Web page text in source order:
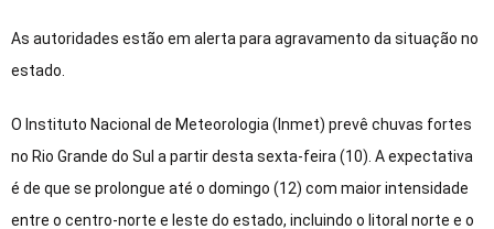
As autoridades estão em alerta para agravamento da situação no
estado.
O Instituto Nacional de Meteorologia (Inmet) prevê chuvas fortes
no Rio Grande do Sul a partir desta sexta-feira (10). A expectativa
é de que se prolongue até o domingo (12) com maior intensidade
entre o centro-norte e leste do estado, incluindo o litoral norte e o